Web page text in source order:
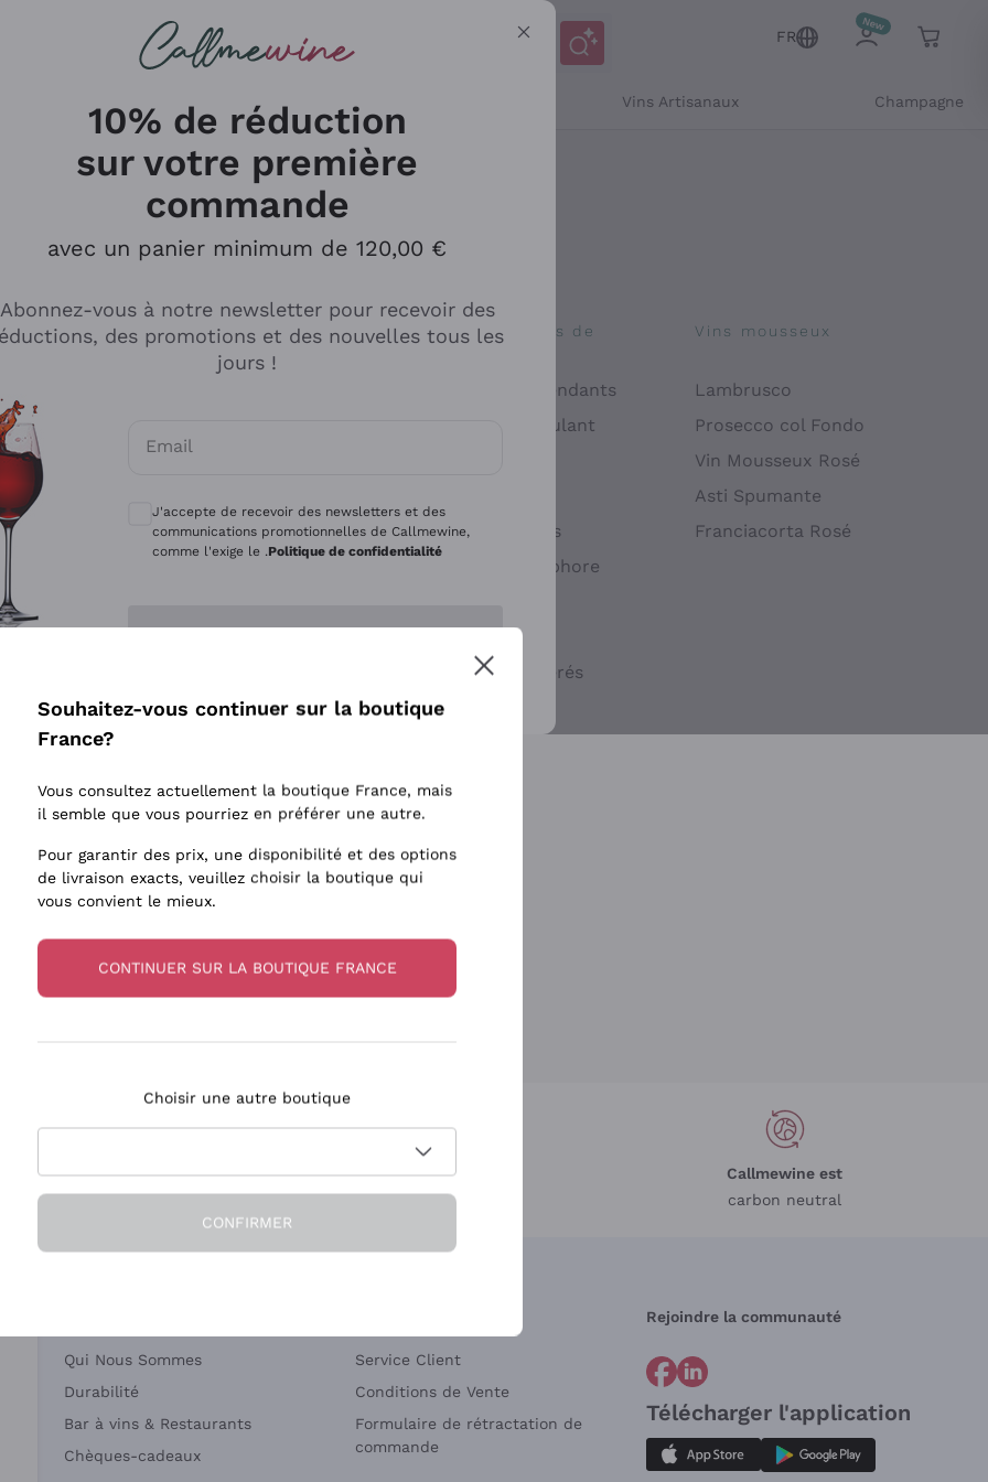
FR
Vins Artisanaux Champagne
Explorer le catalogue
Producteurs
Mascarello Bartolo
Rinaldi Giuseppe
Tenuta San Leonardo
Alessandra Divella
Sedilesu
Ceretto
Les philosophies de
Vignerons Indépendants
Recoltant Manipulant
Levures indigènes
Vins Faits en Amphore
Vins Biologiques
Vins blancs macérés
Vins mousseux
Lambrusco
Prosecco col Fondo
Vin Mousseux Rosé
Asti Spumante
Franciacorta Rosé
en 2-4 jours
en France
Paiement
en 3 fois
Callmewine est
carbon neutral
Qui Nous Sommes
Durabilité
Bar à vins & Restaurants
Chèques-cadeaux
Service Client
Conditions de Vente
Formulaire de rétractation de
commande
Rejoindre la communauté
Télécharger l'application
10% de réduction
sur votre première
commande
avec un panier minimum de 120,00 €
Abonnez-vous à notre newsletter pour recevoir des
des promotions et des nouvelles tous les
jours !
Email
Consentements optionnels pour recevoir des communications et des offres personnalisées
J'accepte de recevoir des newsletters et des
communications promotionnelles de Callmewine,
comme l'exige le .Politique de confidentialité
Enregistre-moi
plus d'informations, veuillez lire notrePolitique de confidentialité
Souhaitez-vous continuer sur la boutique
France?
Vous consultez actuellement la boutique France, mais
il semble que vous pourriez en préférer une autre.
Pour garantir des prix, une disponibilité et des options
de livraison exacts, veuillez choisir la boutique qui
vous convient le mieux.
CONTINUER SUR LA BOUTIQUE FRANCE
Choisir une autre boutique
CONFIRMER